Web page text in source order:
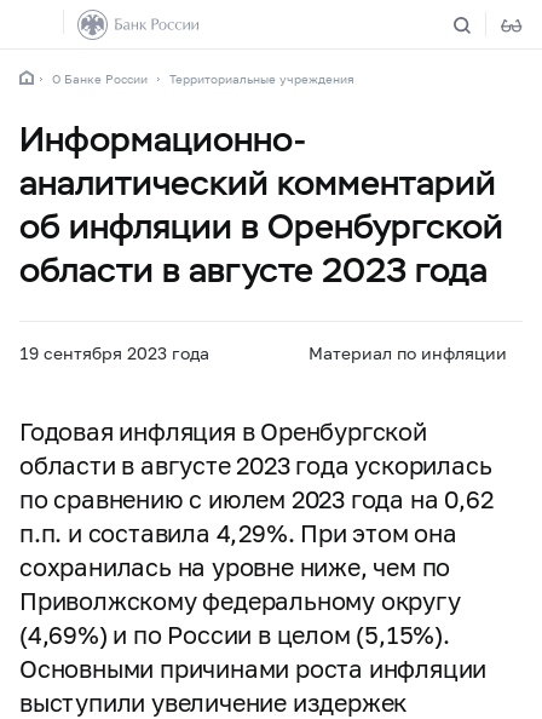
О Банке России Территориальные учреждения
Информационно-
аналитический комментарий
об инфляции в Оренбургской
области в августе 2023 года
19 сентября 2023 года Материал по инфляции
Годовая инфляция в Оренбургской
области в августе 2023 года ускорилась
по сравнению с июлем 2023 года на 0,62
п.п. и составила 4,29%. При этом она
сохранилась на уровне ниже, чем по
Приволжскому федеральному округу
(4,69%) и по России в целом (5,15%).
Основными причинами роста инфляции
выступили увеличение издержек